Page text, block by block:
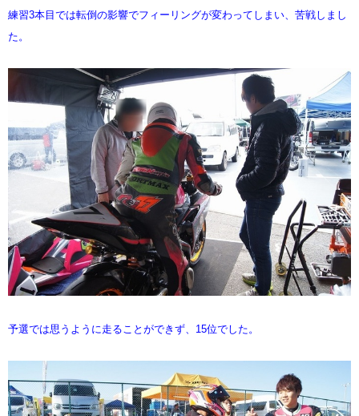
練習3本目では転倒の影響でフィーリングが変わってしまい、苦戦しまし
た。
予選では思うように走ることができず、15位でした。